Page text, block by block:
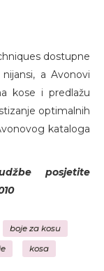
dostupne
a Avonovi
kose i predlažu
optimalnih
kataloga
posjetite
boje za kosu
kosa